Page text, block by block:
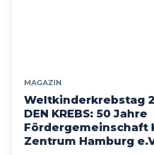
MAGAZIN
Weltkinderkrebstag
DEN KREBS: 50 Jahre
Fördergemeinschaft
Zentrum Hamburg